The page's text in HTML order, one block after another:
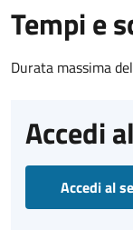
Tempi e
Durata massima
Accedi
Accedi al